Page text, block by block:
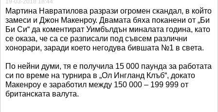
Мартина Навратилова разрази огромен скандал, в който
замеси и Джон Макенроу. Двамата бяха поканени от „Би
Би Си“ да коментират Уимбълдън миналата година, като
се оказа, че са се разписали под съвсем различни
хонорари, заради което негодува бившата №1 в света.
По нейни думи, тя е получила 15 000 паунда за работата
си по време на турнира в „Ол Ингланд Клъб“, докато
Макенроу е заработил между 150 000 – 199 999 от
британската валута.